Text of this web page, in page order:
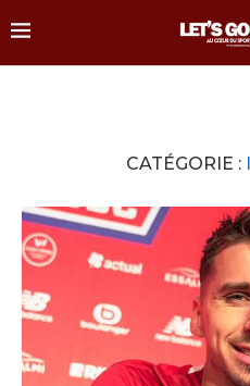
CATÉGORIE :